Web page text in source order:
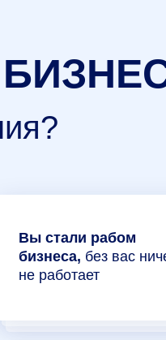
Вы стали рабом
бизнеса, без вас
не работает